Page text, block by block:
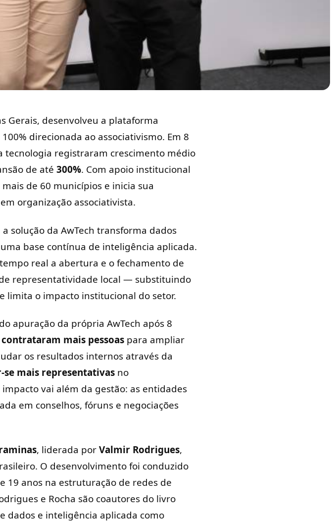
Gerais, desenvolveu a plataforma
direcionada ao associativismo. Em 8
tecnologia registraram crescimento médio
de até 300%. Com apoio institucional
de 60 municípios e inicia sua
organização associativista.
a solução da AwTech transforma dados
base contínua de inteligência aplicada.
real a abertura e o fechamento de
representatividade local — substituindo
o impacto institucional do setor.
apuração da própria AwTech após 8
contrataram mais pessoas para ampliar
os resultados internos através da
se mais representativas no
vai além da gestão: as entidades
em conselhos, fóruns e negociações
, liderada porValmir Rodrigues,
O desenvolvimento foi conduzido
19 anos na estruturação de redes de
e Rocha são coautores do livro
dados e inteligência aplicada como